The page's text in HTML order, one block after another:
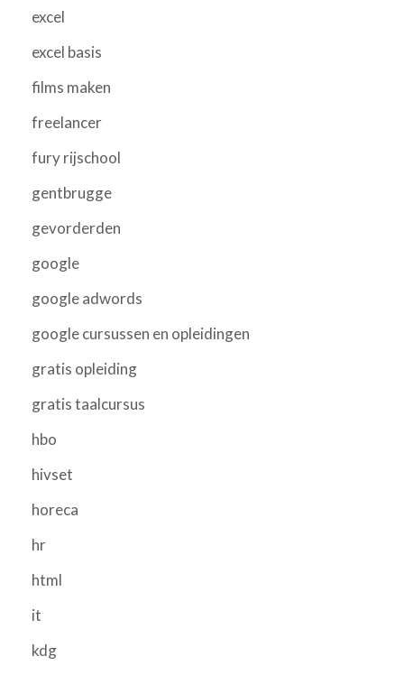
excel
excel basis
films maken
freelancer
fury rijschool
gentbrugge
gevorderden
google
google adwords
google cursussen en opleidingen
gratis opleiding
gratis taalcursus
hbo
hivset
horeca
hr
html
it
kdg